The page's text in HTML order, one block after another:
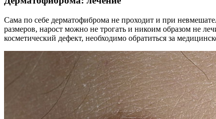
Сама по себе дерматофиброма не проходит и при
размеров, нарост можно не трогать и никоим образом не
косметический дефект, необходимо обратиться за